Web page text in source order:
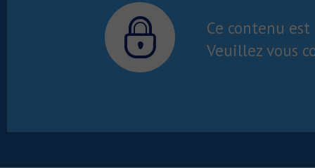
Ce contenu
Veuillez vous